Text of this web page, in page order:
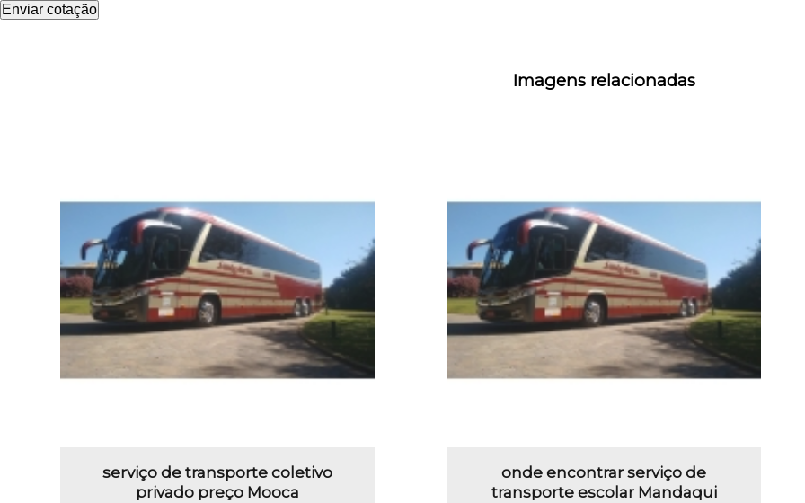
Enviar cotação
Imagens relacionadas
serviço de transporte coletivo
privado preço Mooca
onde encontrar serviço de
transporte escolar Mandaqui